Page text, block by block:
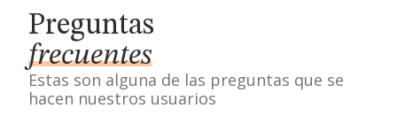
Preguntas
frecuentes
Estas son alguna de las preguntas que se
hacen nuestros usuarios